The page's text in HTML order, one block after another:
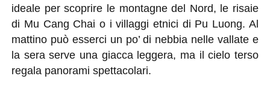
ideale per scoprire le montagne del Nord, le risaie
di Mu Cang Chai o i villaggi etnici di Pu Luong. Al
mattino può esserci un po’ di nebbia nelle vallate e
la sera serve una giacca leggera, ma il cielo terso
regala panorami spettacolari.